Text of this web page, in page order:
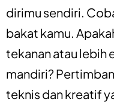
dirimu sendiri.
bakat kamu.
tekanan atau lebih
mandiri?
teknis dan kreatif